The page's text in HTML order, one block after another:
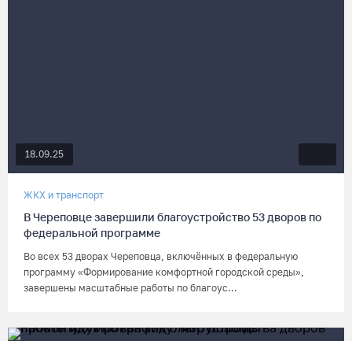
18.09.25
ЖКХ и транспорт
В Череповце завершили благоустройство 53 дворов по
федеральной программе
Во всех 53 дворах Череповца, включённых в федеральную
программу «Формирование комфортной городской среды»,
завершены масштабные работы по благоус...